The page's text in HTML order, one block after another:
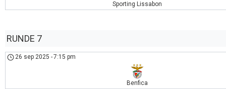
Sporting Lissabon
RUNDE 7
26 sep 2025 -7:15 pm
Benfica